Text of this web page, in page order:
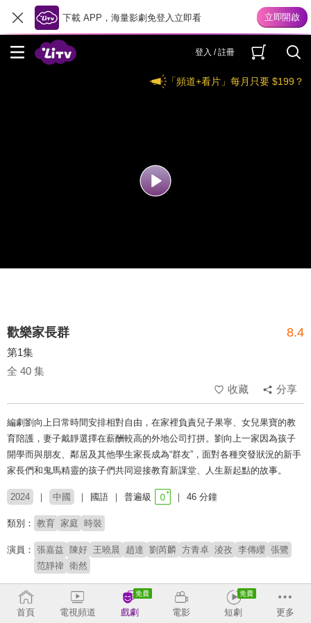
下載 APP，海量影劇免登入立即看
登入 / 註冊
「頻道+看片」每月只要 $199？
歡樂家長群 8.4
第1集
全 40 集
收藏
分享
編劇劉向上日常時間安排相對自由，在家裡負責兒子果寧、女兒果寶的教
育陪護，妻子戴靜選擇在薪酬較高的外地公司打拼。劉向上一家因為孩子
開學而與朋友、鄰居及其他學生家長成為“群友”，面對各種突發狀況的新手
家長們和鬼馬精靈的孩子們共同迎接教育新課堂、人生新起點的故事。
2024 中國 國語 普遍級 46 分鐘
類別： 教育 家庭 時裝
演員： 張嘉益 陳好 王曉晨 趙達 劉芮麟 方青卓 淩孜 李傳纓 張鷺
范靜禕 衛然
導演：
首頁 電視頻道 戲劇 電影 短劇 更多